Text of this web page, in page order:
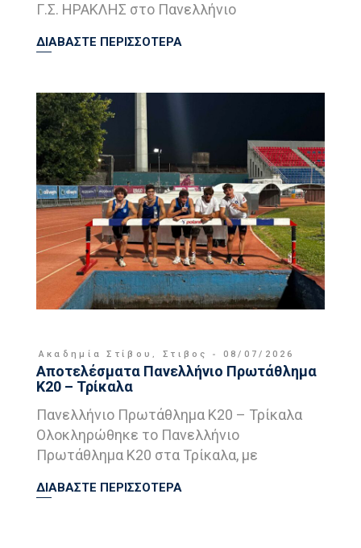
Γ.Σ. ΗΡΑΚΛΗΣ στο Πανελλήνιο
ΔΙΑΒΑΣΤΕ ΠΕΡΙΣΣΟΤΕΡΑ
Ακαδημία Στίβου , Στιβος 08/07/2026
Αποτελέσματα Πανελλήνιο Πρωτάθλημα
Κ20 – Τρίκαλα
Πανελλήνιο Πρωτάθλημα Κ20 – Τρίκαλα
Ολοκληρώθηκε το Πανελλήνιο
Πρωτάθλημα Κ20 στα Τρίκαλα, με
ΔΙΑΒΑΣΤΕ ΠΕΡΙΣΣΟΤΕΡΑ